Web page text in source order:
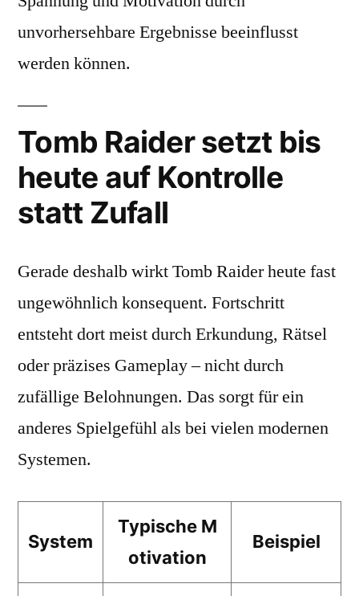
unvorhersehbare Ergebnisse beeinflusst
werden können.
Tomb Raider setzt bis
heute auf Kontrolle
statt Zufall
Gerade deshalb wirkt Tomb Raider heute fast
ungewöhnlich konsequent. Fortschritt
entsteht dort meist durch Erkundung, Rätsel
oder präzises Gameplay – nicht durch
zufällige Belohnungen. Das sorgt für ein
anderes Spielgefühl als bei vielen modernen
Systemen.
System
Typische M
otivation
Beispiel